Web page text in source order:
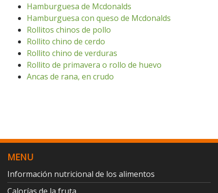
Hamburguesa de Mcdonalds
Hamburguesa con queso de Mcdonalds
Rollitos chinos de pollo
Rollito chino de cerdo
Rollito chino de verduras
Rollito de primavera o rollo de huevo
Ancas de rana, en crudo
MENU
Información nutricional de los alimentos